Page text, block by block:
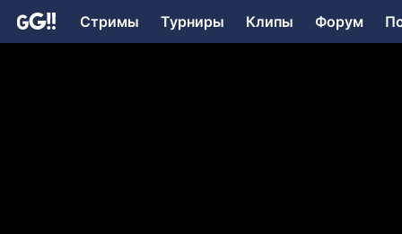
Стримы Турниры Клипы Форум